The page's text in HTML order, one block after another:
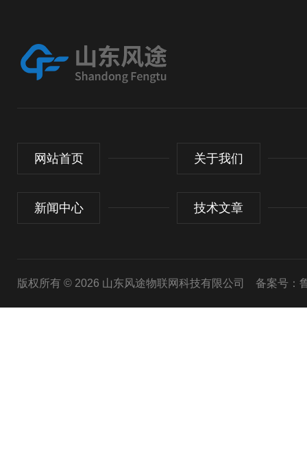
网站首页 关于我们
新闻中心 技术文章
版权所有 © 2026 山东风途物联网科技有限公司 备案号：